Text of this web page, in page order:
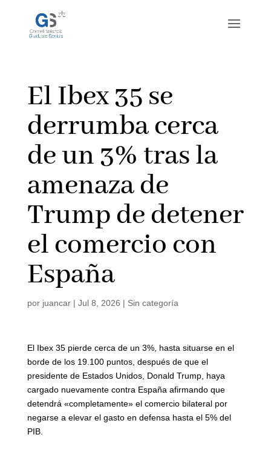
El Ibex 35 se
derrumba cerca
de un 3% tras la
amenaza de
Trump de detener
el comercio con
España
por juancar| Jul 8, 2026 | Sin categoría
El Ibex 35 pierde cerca de un 3%, hasta situarse en el
borde de los 19.100 puntos, después de que el
presidente de Estados Unidos, Donald Trump, haya
cargado nuevamente contra España afirmando que
detendrá «completamente» el comercio bilateral por
negarse a elevar el gasto en defensa hasta el 5% del
PIB.